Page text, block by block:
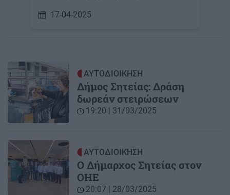
17-04-2025
ΑΥΤΟΔΙΟΙΚΗΣΗ
Δήμος Σητείας: Δράση
δωρεάν στειρώσεων
19:20 | 31/03/2025
ΑΥΤΟΔΙΟΙΚΗΣΗ
Ο Δήμαρχος Σητείας στον
ΟΗΕ
20:07 | 28/03/2025